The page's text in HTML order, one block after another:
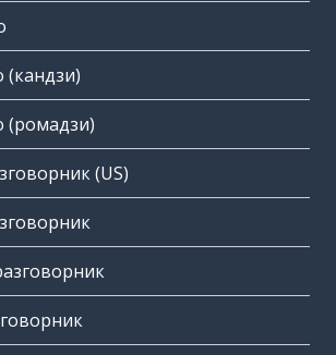
(кандзи)
(ромадзи)
(US)